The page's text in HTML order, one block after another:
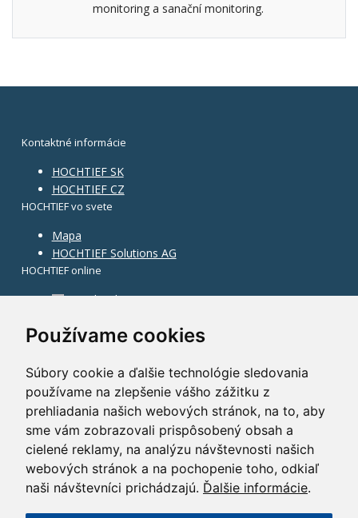
Používame cookies
Súbory cookie a ďalšie technológie sledovania
používame na zlepšenie vášho zážitku z
prehliadania našich webových stránok, na to, aby
sme vám zobrazovali prispôsobený obsah a
cielené reklamy, na analýzu návštevnosti našich
webových stránok a na pochopenie toho, odkiaľ
naši návštevníci prichádzajú. Ďalšie informácie.
monitoring a sanační monitoring.
Kontaktné informácie
HOCHTIEF SK
HOCHTIEF CZ
HOCHTIEF vo svete
Mapa
HOCHTIEF Solutions AG
HOCHTIEF online
Facebook